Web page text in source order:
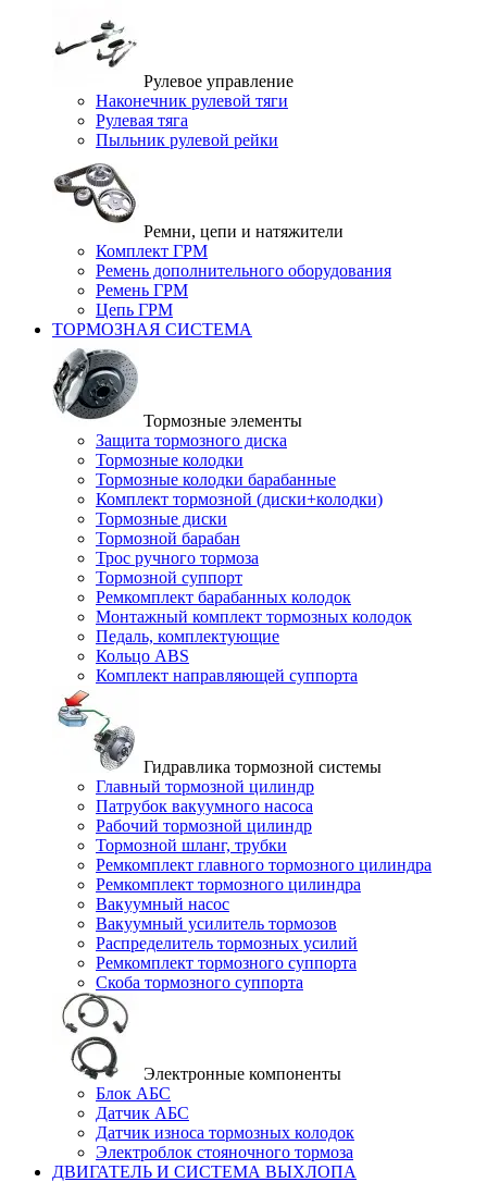
Рулевое управление
Наконечник рулевой тяги
Рулевая тяга
Пыльник рулевой рейки
Ремни, цепи и натяжители
Комплект ГРМ
Ремень дополнительного оборудования
Ремень ГРМ
Цепь ГРМ
ТОРМОЗНАЯ СИСТЕМА
Тормозные элементы
Защита тормозного диска
Тормозные колодки
Тормозные колодки барабанные
Комплект тормозной (диски+колодки)
Тормозные диски
Тормозной барабан
Трос ручного тормоза
Тормозной суппорт
Ремкомплект барабанных колодок
Монтажный комплект тормозных колодок
Педаль, комплектующие
Кольцо ABS
Комплект направляющей суппорта
Гидравлика тормозной системы
Главный тормозной цилиндр
Патрубок вакуумного насоса
Рабочий тормозной цилиндр
Тормозной шланг, трубки
Ремкомплект главного тормозного цилиндра
Ремкомплект тормозного цилиндра
Вакуумный насос
Вакуумный усилитель тормозов
Распределитель тормозных усилий
Ремкомплект тормозного суппорта
Скоба тормозного суппорта
Электронные компоненты
Блок АБС
Датчик АБС
Датчик износа тормозных колодок
Электроблок стояночного тормоза
ДВИГАТЕЛЬ И СИСТЕМА ВЫХЛОПА